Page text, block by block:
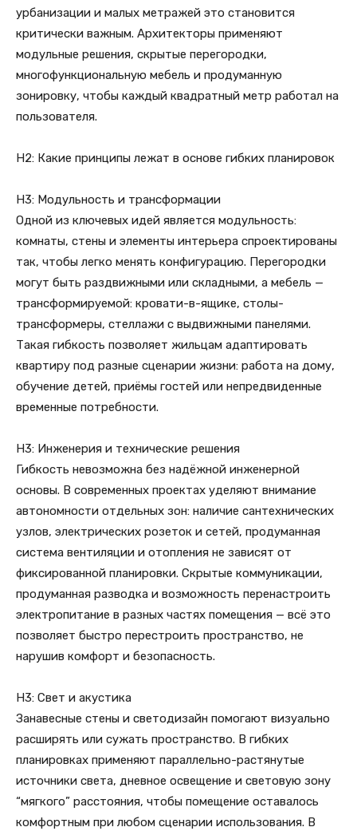
урбанизации и малых метражей это становится
критически важным. Архитекторы применяют
модульные решения, скрытые перегородки,
многофункциональную мебель и продуманную
зонировку, чтобы каждый квадратный метр работал на
пользователя.
H2: Какие принципы лежат в основе гибких планировок
H3: Модульность и трансформации
Одной из ключевых идей является модульность:
комнаты, стены и элементы интерьера спроектированы
так, чтобы легко менять конфигурацию. Перегородки
могут быть раздвижными или складными, а мебель —
трансформируемой: кровати-в-ящике, столы-
трансформеры, стеллажи с выдвижными панелями.
Такая гибкость позволяет жильцам адаптировать
квартиру под разные сценарии жизни: работа на дому,
обучение детей, приёмы гостей или непредвиденные
временные потребности.
H3: Инженерия и технические решения
Гибкость невозможна без надёжной инженерной
основы. В современных проектах уделяют внимание
автономности отдельных зон: наличие сантехнических
узлов, электрических розеток и сетей, продуманная
система вентиляции и отопления не зависят от
фиксированной планировки. Скрытые коммуникации,
продуманная разводка и возможность перенастроить
электропитание в разных частях помещения — всё это
позволяет быстро перестроить пространство, не
нарушив комфорт и безопасность.
H3: Свет и акустика
Занавесные стены и светодизайн помогают визуально
расширять или сужать пространство. В гибких
планировках применяют параллельно-растянутые
источники света, дневное освещение и световую зону
“мягкого” расстояния, чтобы помещение оставалось
комфортным при любом сценарии использования. В